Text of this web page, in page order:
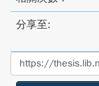
分享至: